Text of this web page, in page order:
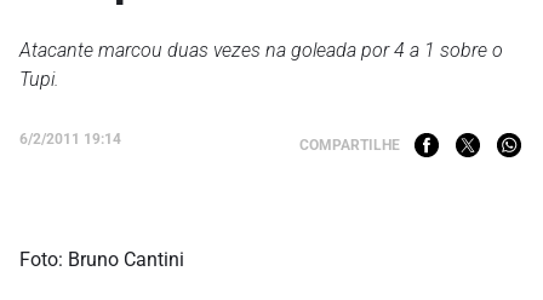
Atacante marcou duas vezes na goleada por 4 a 1 sobre o
Tupi.
6/2/2011 19:14 COMPARTILHE
Foto: Bruno Cantini